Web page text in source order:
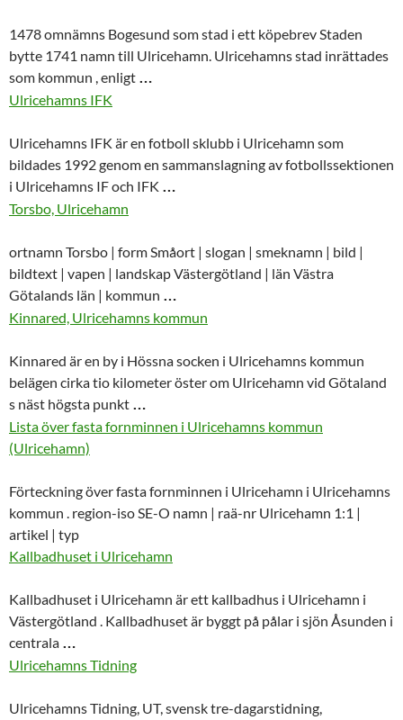
1478 omnämns Bogesund som stad i ett köpebrev Staden
bytte 1741 namn till Ulricehamn. Ulricehamns stad inrättades
som kommun , enligt …
Ulricehamns IFK
Ulricehamns IFK är en fotboll sklubb i Ulricehamn som
bildades 1992 genom en sammanslagning av fotbollssektionen
i Ulricehamns IF och IFK …
Torsbo, Ulricehamn
ortnamn Torsbo | form Småort | slogan | smeknamn | bild |
bildtext | vapen | landskap Västergötland | län Västra
Götalands län | kommun …
Kinnared, Ulricehamns kommun
Kinnared är en by i Hössna socken i Ulricehamns kommun
belägen cirka tio kilometer öster om Ulricehamn vid Götaland
s näst högsta punkt …
Lista över fasta fornminnen i Ulricehamns kommun
(Ulricehamn)
Förteckning över fasta fornminnen i Ulricehamn i Ulricehamns
kommun . region-iso SE-O namn | raä-nr Ulricehamn 1:1 |
artikel | typ
Kallbadhuset i Ulricehamn
Kallbadhuset i Ulricehamn är ett kallbadhus i Ulricehamn i
Västergötland . Kallbadhuset är byggt på pålar i sjön Åsunden i
centrala …
Ulricehamns Tidning
Ulricehamns Tidning, UT, svensk tre-dagarstidning,